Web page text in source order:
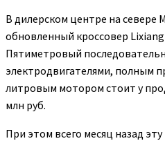
В дилерском центре на севере
обновленный кроссовер Lixiang
Пятиметровый
электродвигателями, полным
литровым мотором стоит у
млн руб.
При этом всего месяц назад